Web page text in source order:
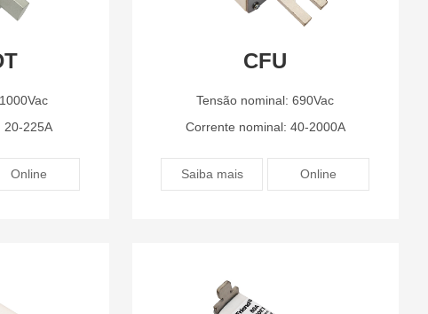
20-225A
Online
CFU
Tensão nominal: 690Vac
Corrente nominal: 40-2000A
Saiba mais Online